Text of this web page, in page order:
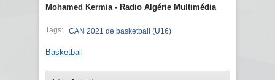
Mohamed Kermia - Radio Algérie Multimédia
Tags: CAN 2021 de basketball (U16)
Basketball